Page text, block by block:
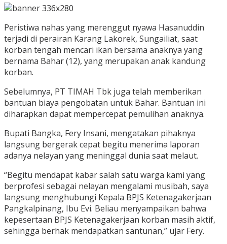
Peristiwa nahas yang merenggut nyawa Hasanuddin
terjadi di perairan Karang Lakorek, Sungailiat, saat
korban tengah mencari ikan bersama anaknya yang
bernama Bahar (12), yang merupakan anak kandung
korban.
Sebelumnya, PT TIMAH Tbk juga telah memberikan
bantuan biaya pengobatan untuk Bahar. Bantuan ini
diharapkan dapat mempercepat pemulihan anaknya.
Bupati Bangka, Fery Insani, mengatakan pihaknya
langsung bergerak cepat begitu menerima laporan
adanya nelayan yang meninggal dunia saat melaut.
“Begitu mendapat kabar salah satu warga kami yang
berprofesi sebagai nelayan mengalami musibah, saya
langsung menghubungi Kepala BPJS Ketenagakerjaan
Pangkalpinang, Ibu Evi. Beliau menyampaikan bahwa
kepesertaan BPJS Ketenagakerjaan korban masih aktif,
sehingga berhak mendapatkan santunan,” ujar Fery.